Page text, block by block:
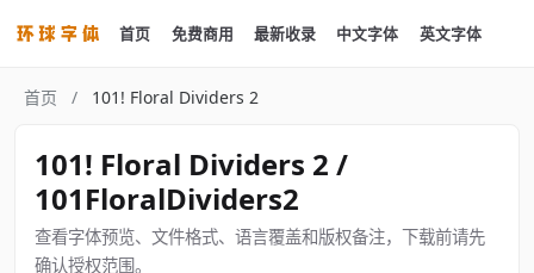
首页 免费商用 最新收录 中文字体 英文字体
首页 / 101! Floral Dividers 2
101! Floral Dividers 2 /
101FloralDividers2
查看字体预览、文件格式、语言覆盖和版权备注，下载前请先
确认授权范围。